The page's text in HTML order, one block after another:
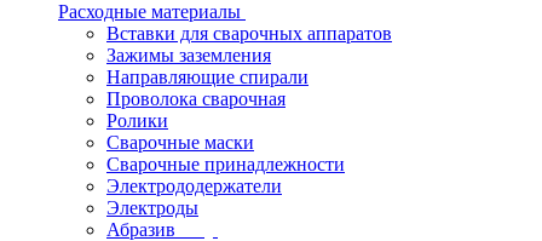
Расходные материалы
Вставки для сварочных аппаратов
Зажимы заземления
Направляющие спирали
Проволока сварочная
Ролики
Сварочные маски
Сварочные принадлежности
Электрододержатели
Электроды
Абразив